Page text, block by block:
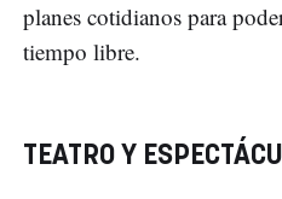
planes cotidianos para
tiempo libre.
TEATRO Y